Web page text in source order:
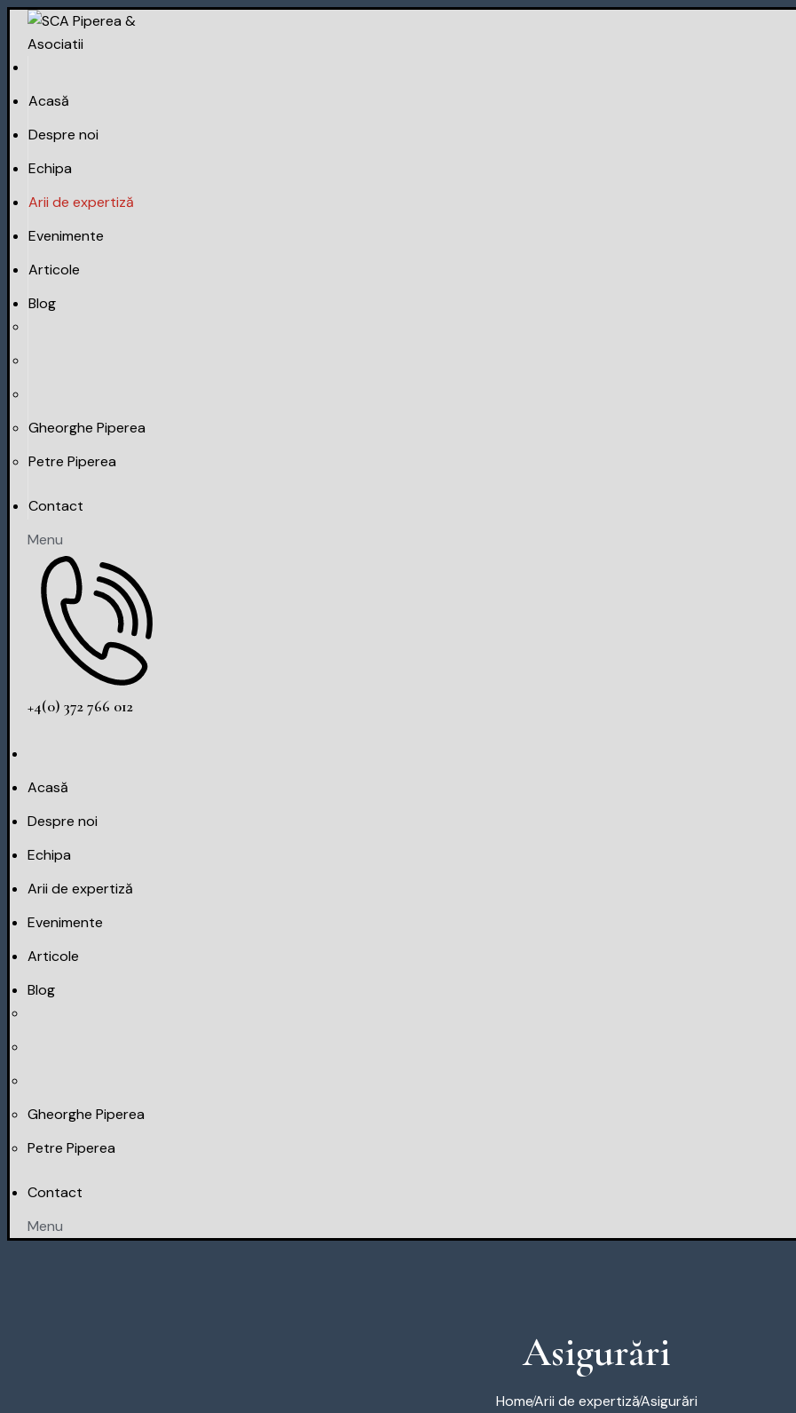
Skip
content
Acasă
Despre noi
Echipa
Arii de expertiză
Evenimente
Articole
Blog
Gheorghe Piperea
Petre Piperea
Contact
Menu
+4(0) 372 766 012
Acasă
Despre noi
Echipa
Arii de expertiză
Evenimente
Articole
Blog
Gheorghe Piperea
Petre Piperea
Contact
Menu
Asigurări
HomeArii de expertizăAsigurări